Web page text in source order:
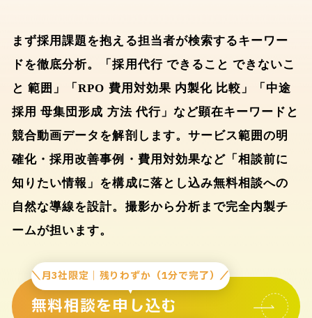
まず採用課題を抱える担当者が検索するキーワー
ドを徹底分析。「採用代行 できること できないこ
と 範囲」「RPO 費用対効果 内製化 比較」「中途
採用 母集団形成 方法 代行」など顕在キーワードと
競合動画データを解剖します。サービス範囲の明
確化・採用改善事例・費用対効果など「相談前に
知りたい情報」を構成に落とし込み無料相談への
自然な導線を設計。撮影から分析まで完全内製チ
ームが担います。
＼月3社限定｜残りわずか（1分で完了）／
無料相談を申し込む